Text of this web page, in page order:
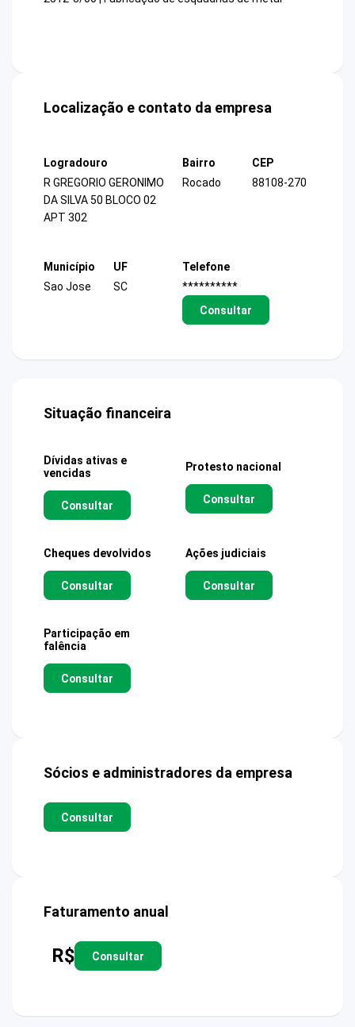
Localização e contato da empresa
Logradouro
R GREGORIO GERONIMO
DA SILVA 50 BLOCO 02
APT 302
Bairro
Rocado
CEP
88108-270
Município
Sao Jose
UF
SC
Telefone
**********
Consultar
Situação financeira
Dívidas ativas e
vencidas
Consultar
Protesto nacional
Consultar
Cheques devolvidos
Consultar
Ações judiciais
Consultar
Participação em
falência
Consultar
Sócios e administradores da empresa
Consultar
Faturamento anual
R$ Consultar